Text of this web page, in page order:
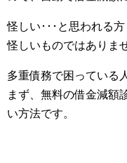
怪しい･･･と思われる
怪しいものではありま
多重債務で困っている
まず、無料の借金減額
い方法です。